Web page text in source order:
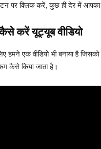
पर क्लिक करें, कुछ ही देर में आपका
करें यूट्यूब वीडियो
हमने एक वीडियो भी बनाया है
कैसे किया जाता है।